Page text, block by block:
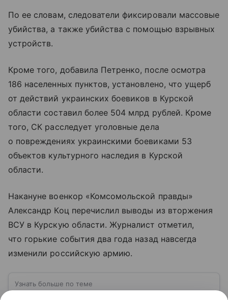
По ее словам, следователи фиксировали массовые
убийства, а также убийства с помощью взрывных
устройств.
Кроме того, добавила Петренко, после осмотра
186 населенных пунктов, установлено, что ущерб
от действий украинских боевиков в Курской
области составил более 504 млрд рублей. Кроме
того, СК расследует уголовные дела
о повреждениях украинскими боевиками 53
объектов культурного наследия в Курской
области.
Накануне военкор «Комсомольской правды»
Александр Коц перечислил выводы из вторжения
ВСУ в Курскую области. Журналист отметил,
что горькие события два года назад навсегда
изменили российскую армию.
Узнать больше по теме